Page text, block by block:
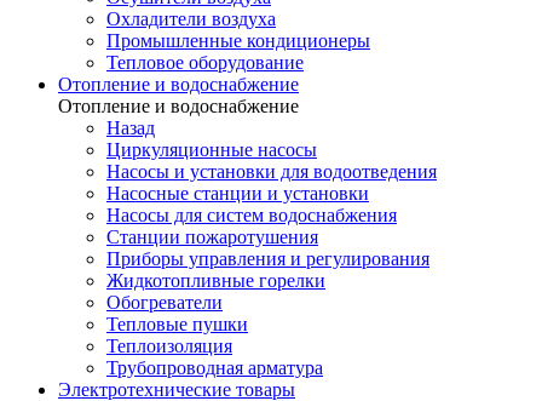
Охладители воздуха
Промышленные кондиционеры
Тепловое оборудование
Отопление и водоснабжение
Отопление и водоснабжение
Назад
Циркуляционные насосы
Насосы и установки для водоотведения
Насосные станции и установки
Насосы для систем водоснабжения
Станции пожаротушения
Приборы управления и регулирования
Жидкотопливные горелки
Обогреватели
Тепловые пушки
Теплоизоляция
Трубопроводная арматура
Электротехнические товары